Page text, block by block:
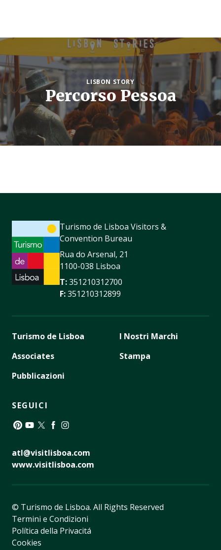
LISBON STORY
Percorso Pessoa
Turismo de Lisboa Visitors &
Convention Bureau
Rua do Arsenal, 21
1100-038 Lisboa
T:351210312700
F:351210312899
Turismo de Lisboa
Associates
Pubblicazioni
I Nostri Marchi
Stampa
SEGUICI
atl@visitlisboa.com
www.visitlisboa.com
© Turismo de Lisboa. All Rights Reserved
Termini e Condizioni
Política della Privacitá
Cookies